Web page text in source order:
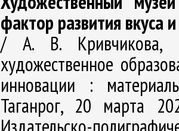
фактор развития вкуса
/ А. В.
художественное
инновации :
Таганрог, 20 марта